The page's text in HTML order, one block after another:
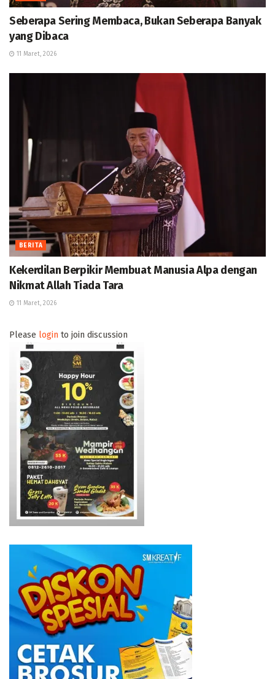
Seberapa Sering Membaca, Bukan Seberapa Banyak
yang Dibaca
11 Maret, 2026
BERITA
Kekerdilan Berpikir Membuat Manusia Alpa dengan
Nikmat Allah Tiada Tara
11 Maret, 2026
Please login to join discussion